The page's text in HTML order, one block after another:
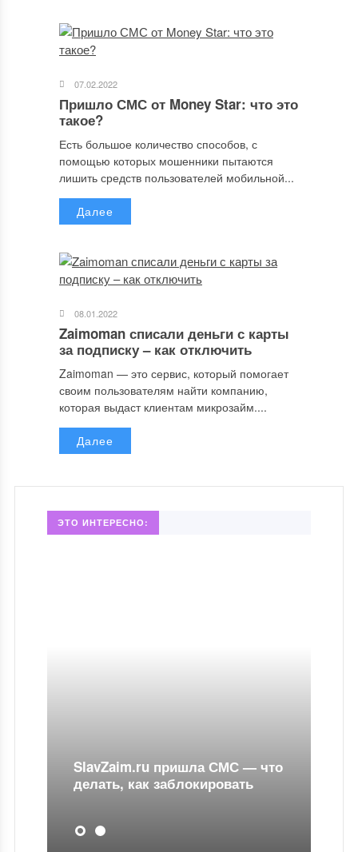
07.02.2022
Пришло СМС от Money Star: что это
такое?
Есть большое количество способов, с
помощью которых мошенники пытаются
лишить средств пользователей мобильной...
Далее
08.01.2022
Zaimoman списали деньги с карты
за подписку – как отключить
Zaimoman — это сервис, который помогает
своим пользователям найти компанию,
которая выдаст клиентам микрозайм....
Далее
ЭТО ИНТЕРЕСНО:
SlavZaim.ru пришла СМС — что
делать, как заблокировать